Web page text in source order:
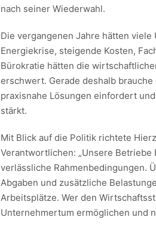
nach seiner Wiederwahl.
Die vergangenen Jahre hätten
Energiekrise, steigende Kosten,
Bürokratie hätten die
erschwert. Gerade deshalb
praxisnahe Lösungen einfordert
stärkt.
Mit Blick auf die Politik richtete
Verantwortlichen: „Unsere
verlässliche Rahmenbedingungen.
Abgaben und zusätzliche
Arbeitsplätze. Wer den
Unternehmertum ermöglichen und